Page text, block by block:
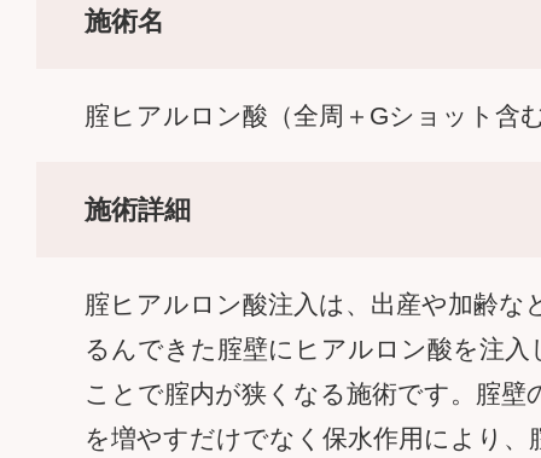
施術名
腟ヒアルロン酸（全周＋Gショット含
施術詳細
腟ヒアルロン酸注入は、出産や加齢な
るんできた腟壁にヒアルロン酸を注入
ことで腟内が狭くなる施術です。腟壁
を増やすだけでなく保水作用により、